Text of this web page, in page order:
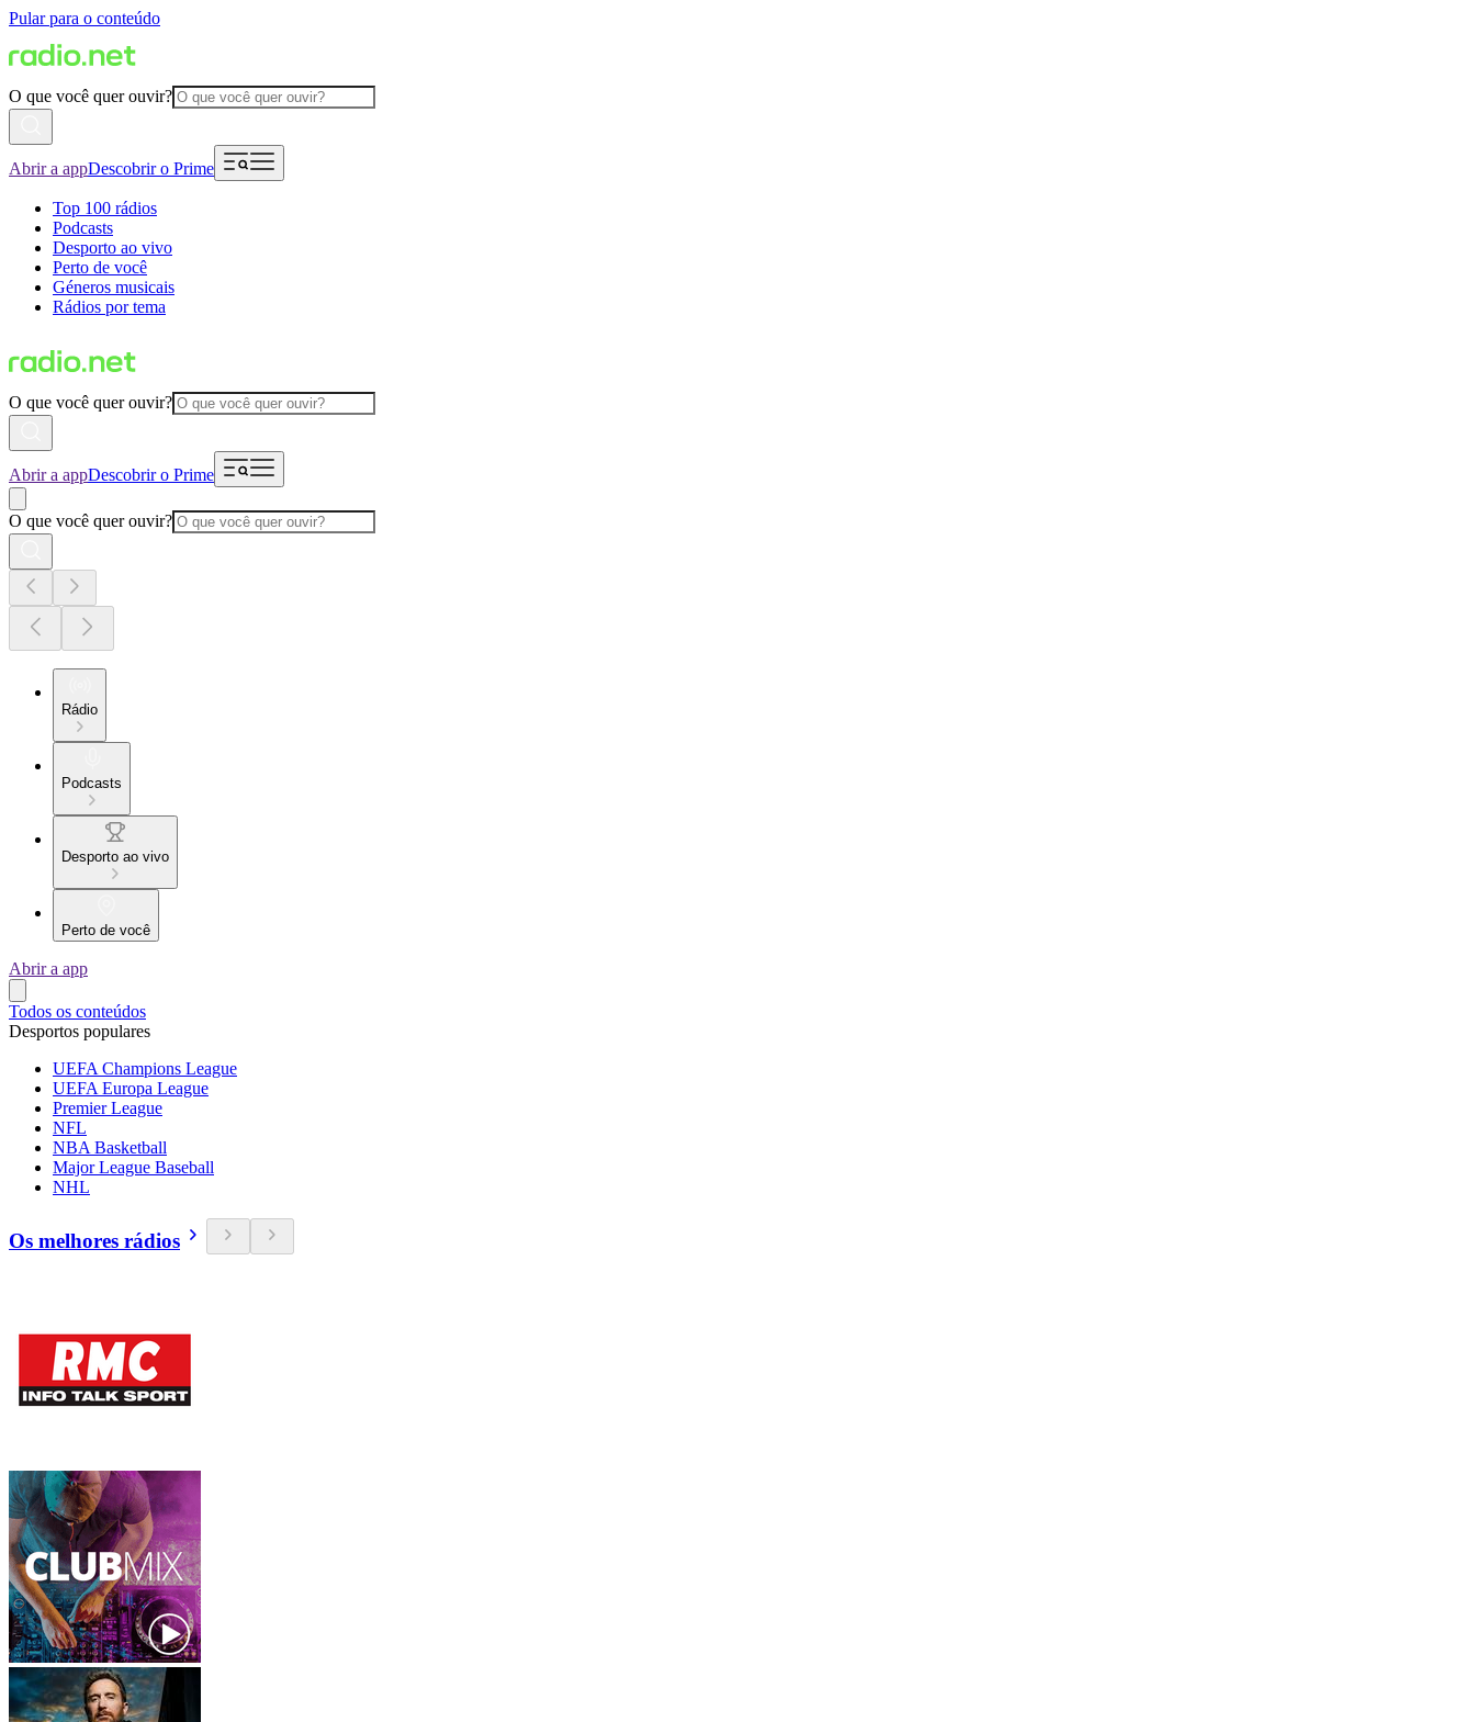
Pular para o conteúdo
O que você quer ouvir?
Abrir a appDescobrir o Prime
Top 100 rádios
Podcasts
Desporto ao vivo
Perto de você
Géneros musicais
Rádios por tema
O que você quer ouvir?
Abrir a appDescobrir o Prime
O que você quer ouvir?
Rádio
Podcasts
Desporto ao vivo
Perto de você
Abrir a app
Todos os conteúdos
Desportos populares
UEFA Champions League
UEFA Europa League
Premier League
NFL
NBA Basketball
Major League Baseball
NHL
Os melhores rádios